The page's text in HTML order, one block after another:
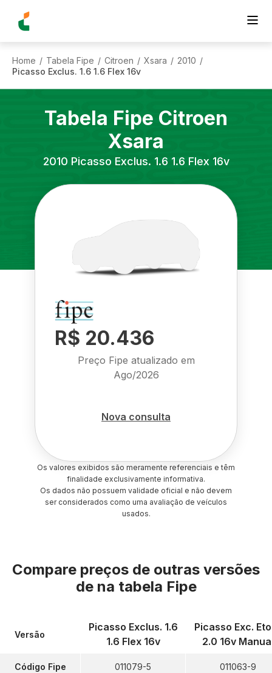
Home / Tabela Fipe / Citroen / Xsara / 2010 /
Picasso Exclus. 1.6 1.6 Flex 16v
Tabela Fipe Citroen
Xsara
2010 Picasso Exclus. 1.6 1.6 Flex 16v
R$ 20.436
Preço Fipe atualizado em
Ago/2026
Nova consulta
Os valores exibidos são meramente referenciais e têm
finalidade exclusivamente informativa.
Os dados não possuem validade oficial e não devem
ser considerados como uma avaliação de veículos
usados.
Compare preços de outras versões
de na tabela Fipe
Versão
Código Fipe
Picasso Exclus. 1.6
1.6 Flex 16v
011079-5
Picasso Exc.
2.0 16v
011063-9